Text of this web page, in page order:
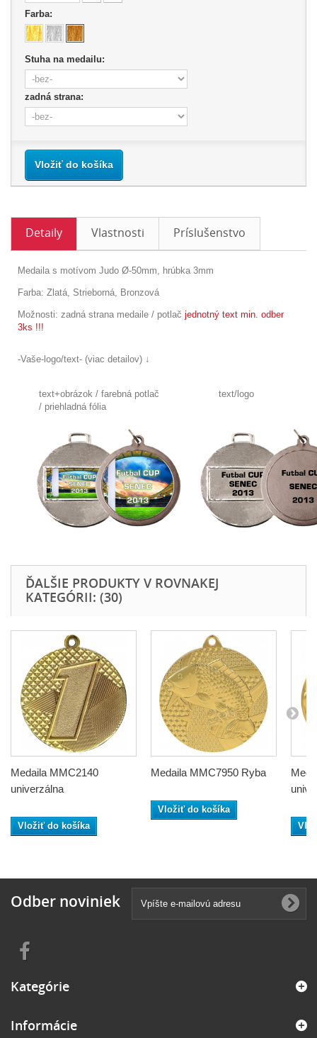
Farba:
Stuha na medailu:
zadná strana:
Vložiť do košíka
Detaily Vlastnosti Príslušenstvo
Medaila s motívom Judo Ø-50mm, hrúbka 3mm
Farba: Zlatá, Strieborná, Bronzová
Možnosti: zadná strana medaile / potlač jednotný text min. odber
3ks !!!
-Vaše-logo/text- (viac detailov) ↓
text+obrázok / farebná potlač text/logo
/ priehladná fólia
ĎALŠIE PRODUKTY V ROVNAKEJ
KATEGÓRII: (30)
Medaila MMC2140
univerzálna
Vložiť do košíka
Medaila MMC7950 Ryba
Vložiť do košíka
Odber noviniek
Kategórie
Informácie